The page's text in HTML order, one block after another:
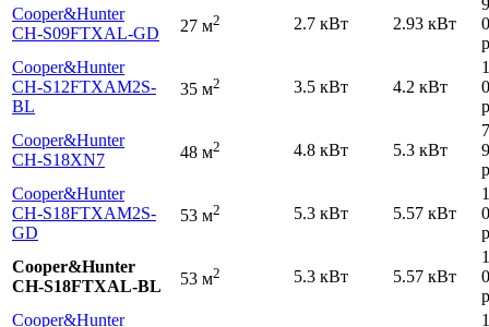
Cooper&Hunter
CH-S09FTXAL-GD
27 м2 2.7 кВт 2.93 кВт
Cooper&Hunter
CH-S12FTXAM2S-
BL
35 м2 3.5 кВт 4.2 кВт
Cooper&Hunter
CH-S18XN7
48 м2 4.8 кВт 5.3 кВт
Cooper&Hunter
CH-S18FTXAM2S-
GD
53 м2 5.3 кВт 5.57 кВт
Cooper&Hunter
CH-S18FTXAL-BL
53 м2 5.3 кВт 5.57 кВт
Cooper&Hunter